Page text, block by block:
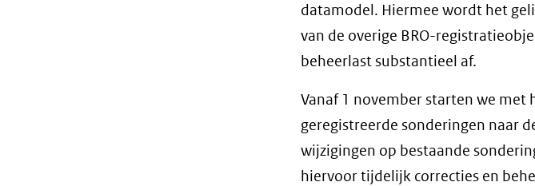
datamodel. Hiermee wordt het
van de overige BRO-
beheerlast substantieel af.
Vanaf 1 november starten we met
geregistreerde sonderingen naar
wijzigingen op bestaande
hiervoor tijdelijk correcties en